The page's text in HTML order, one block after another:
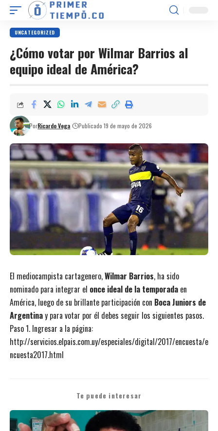
UNCATEGORIZED
¿Cómo votar por Wilmar Barrios al
equipo ideal de América?
PorRicardo Vega Publicado 19 de mayo de 2026
El mediocampista cartagenero,Wilmar Barrios, ha sido
nominado para integrar el once ideal de la temporada en
América, luego de su brillante participación con Boca Juniors de
Argentinay para votar por él debes seguir los siguientes pasos.
Paso 1. Ingresar a la página:
http://servicios.elpais.com.uy/especiales/digital/2017/encuesta/e
ncuesta2017.html
Te puede interesar